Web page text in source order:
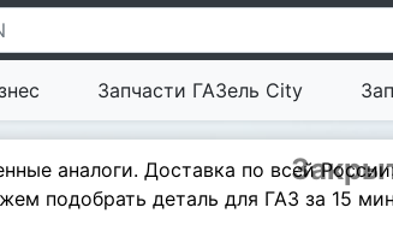
Запчасти ГАЗель City
аналоги. Доставка по всей
подобрать деталь для ГАЗ за 15